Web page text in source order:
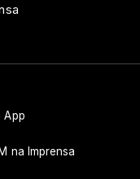
App
na Imprensa